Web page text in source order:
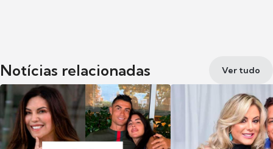
Notícias relacionadas Ver tudo